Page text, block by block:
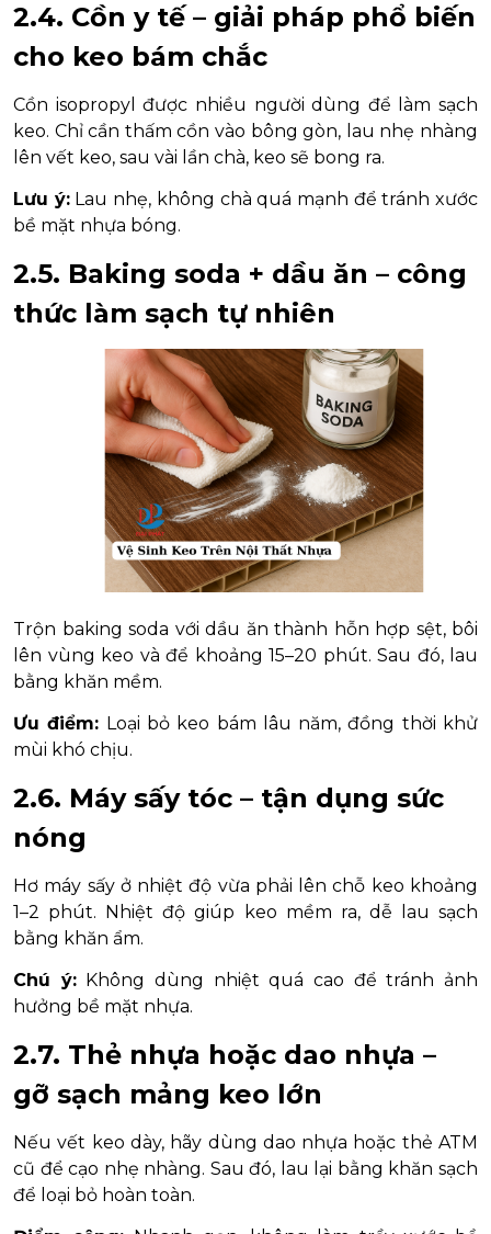
2.4. Cồn y tế – giải pháp phổ biến
cho keo bám chắc
Cồn isopropyl được nhiều người dùng để làm sạch
keo. Chỉ cần thấm cồn vào bông gòn, lau nhẹ nhàng
lên vết keo, sau vài lần chà, keo sẽ bong ra.
Lưu ý:Lau nhẹ, không chà quá mạnh để tránh xước
bề mặt nhựa bóng.
2.5. Baking soda + dầu ăn – công
thức làm sạch tự nhiên
Trộn baking soda với dầu ăn thành hỗn hợp sệt, bôi
lên vùng keo và để khoảng 15–20 phút. Sau đó, lau
bằng khăn mềm.
Ưu điểm: Loại bỏ keo bám lâu năm, đồng thời khử
mùi khó chịu.
2.6. Máy sấy tóc – tận dụng sức
nóng
Hơ máy sấy ở nhiệt độ vừa phải lên chỗ keo khoảng
1–2 phút. Nhiệt độ giúp keo mềm ra, dễ lau sạch
bằng khăn ẩm.
Chú ý:Không dùng nhiệt quá cao để tránh ảnh
hưởng bề mặt nhựa.
2.7. Thẻ nhựa hoặc dao nhựa –
gỡ sạch mảng keo lớn
Nếu vết keo dày, hãy dùng dao nhựa hoặc thẻ ATM
cũ để cạo nhẹ nhàng. Sau đó, lau lại bằng khăn sạch
để loại bỏ hoàn toàn.